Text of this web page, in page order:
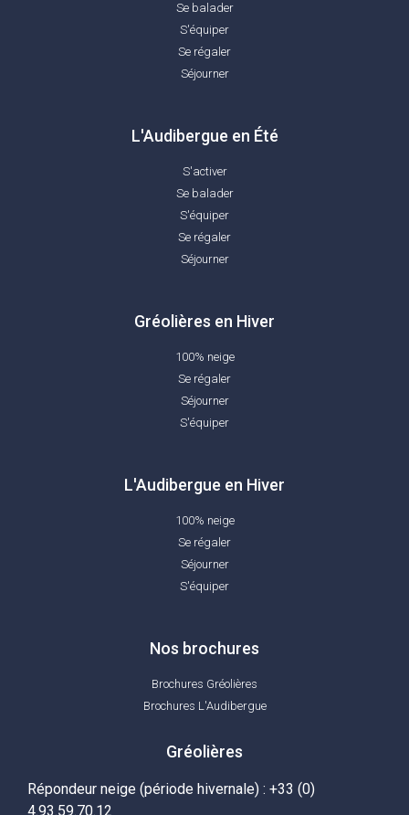
Se balader
S'équiper
Se régaler
Séjourner
L'Audibergue en Été
S'activer
Se balader
S'équiper
Se régaler
Séjourner
Gréolières en Hiver
100% neige
Se régaler
Séjourner
S'équiper
L'Audibergue en Hiver
100% neige
Se régaler
Séjourner
S'équiper
Nos brochures
Brochures Gréolières
Brochures L'Audibergue
Gréolières
Répondeur neige (période hivernale) : +33 (0)
4.93.59.70.12